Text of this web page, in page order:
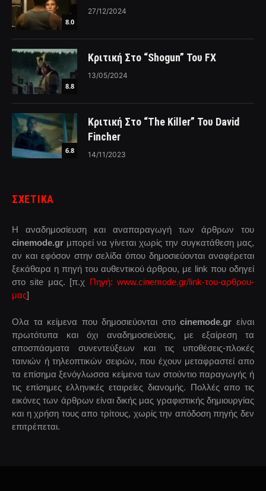
8.0
27/12/2024
8.8
Κριτική Στο “Shogun” Του FX
13/05/2024
6.8
Κριτική Στο “The Killer” Του David
Fincher
14/11/2023
ΣΧΕΤΙΚΑ
Η αναδημοσίευση και αναπαραγωγή των άρθρων του
cinemode.gr μπορεί να γίνεται χωρίς την συγκατάθεση μας,
αν και εφόσον στην σελίδα όπου δημοσιεύονται αναφέρεται
ξεκάθαρα η πηγή του αυθεντικού άρθρου, με link που οδηγεί
στο site μας. [π.χ Πηγή: www.cinemode.gr/link-του-αρθρου-
μας]
Ολα τα κείμενα που δημοσιεύονται στοcinemode.gr είναι
πρωτότυπα και όχι αναδημοσιεύσεις, με εξαίρεση τα
αποσπάσματα συνεντεύξεων και τις υποθέσεις-πλοκές
ταινιών ή τηλεοπτικών σειρών, που έχουν μεταφραστεί απο
τα επίσημα ξενόγλωσσα κείμενα των στούντιο παραγωγής ή
τις επίσημες ελληνικές εταιρείες διανομής. Πολλές απο τις
εικόνες των άρθρων είναι δικής μας γραφιστικής δημιουργίας
και η χρήση τους απο τρίτους, χωρίς την απόδοση πηγής δεν
επιτρέπεται.